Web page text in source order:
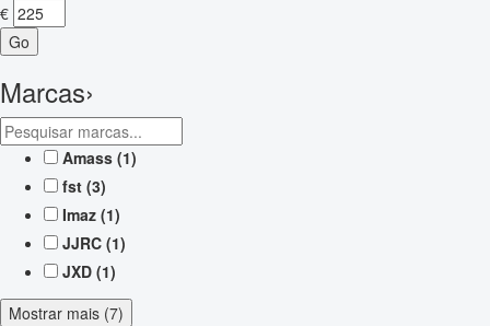
€
Go
Marcas›
Amass (1)
fst (3)
Imaz (1)
JJRC (1)
JXD (1)
Mostrar mais (7)